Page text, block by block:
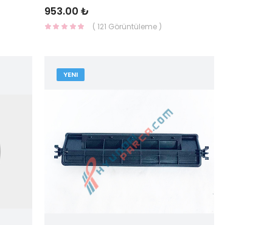
953.00 ₺
( 121 Görüntüleme )
YENI